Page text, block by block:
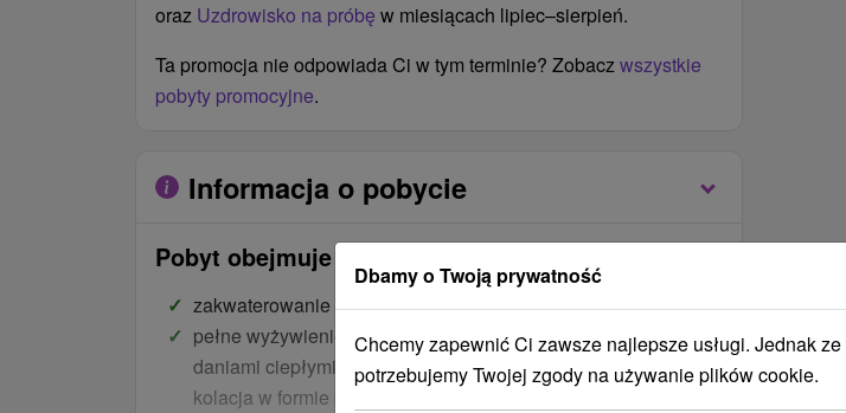
oraz Uzdrowisko na próbę w miesiącach lipiec–sierpień.
Ta promocja nie odpowiada Ci w tym terminie? Zobaczwszystkie
pobyty promocyjne.
Informacja o pobycie
Pobyt obejmuje
zakwaterowanie w domu uzdrowiskowym Relax Thermal
pełne wyżywienie (śniadanie, obiad i kolacja w formie bufetu z
daniami ciepłymi i zimnymi) lub obiadokolacja (śniadanie i
kolacja w formie bufetu z daniami ciepłymi i zimnymi)
Dbamy o Twoją prywatność
Chcemy zapewnić Ci zawsze najlepsze usługi. Jednak
potrzebujemy Twojej zgody na używanie plików cookie.